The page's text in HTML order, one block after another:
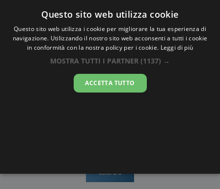
Oraesatta.co
Ora EsattaMamou
15:28:53
colorare
Questo sito web utilizza cookie
Questo sito web utilizza i cookie per migliorare la tua esperienza di
navigazione. Utilizzando il nostro sito web acconsenti a tutti i cookie
in conformità con la nostra policy per i cookie. Leggi di più
MOSTRA TUTTI I PARTNER (1137) →
ACCETTA TUTTO